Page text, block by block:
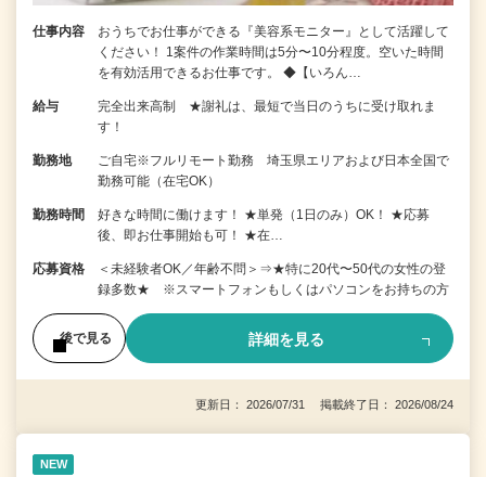
仕事内容
おうちでお仕事ができる『美容系モニター』として活躍して
ください！ 1案件の作業時間は5分〜10分程度。空いた時間
を有効活用できるお仕事です。 ◆【いろん…
給与
完全出来高制 ★謝礼は、最短で当日のうちに受け取れま
す！
勤務地
ご自宅※フルリモート勤務 埼玉県エリアおよび日本全国で
勤務可能（在宅OK）
勤務時間
好きな時間に働けます！ ★単発（1日のみ）OK！ ★応募
後、即お仕事開始も可！ ★在…
応募資格
＜未経験者OK／年齢不問＞⇒★特に20代〜50代の女性の登
録多数★ ※スマートフォンもしくはパソコンをお持ちの方
後で見る 詳細を見る
更新日： 2026/07/31 掲載終了日： 2026/08/24
NEW